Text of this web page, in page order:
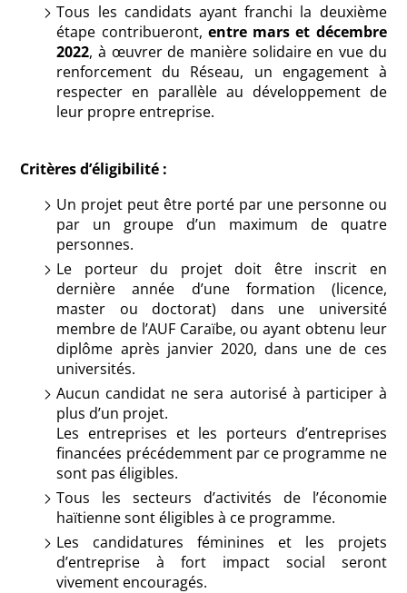
Tous les candidats ayant franchi la deuxième
étape contribueront, entre mars et décembre
2022, à œuvrer de manière solidaire en vue du
renforcement du Réseau, un engagement à
respecter en parallèle au développement de
leur propre entreprise.
Critères d’éligibilité :
Un projet peut être porté par une personne ou
par un groupe d’un maximum de quatre
personnes.
Le porteur du projet doit être inscrit en
dernière année d’une formation (licence,
master ou doctorat) dans une université
membre de l’AUF Caraïbe, ou ayant obtenu leur
diplôme après janvier 2020, dans une de ces
universités.
Aucun candidat ne sera autorisé à participer à
plus d’un projet.
Les entreprises et les porteurs d’entreprises
financées précédemment par ce programme ne
sont pas éligibles.
Tous les secteurs d’activités de l’économie
haïtienne sont éligibles à ce programme.
Les candidatures féminines et les projets
d’entreprise à fort impact social seront
vivement encouragés.